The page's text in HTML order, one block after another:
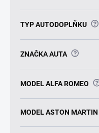
TYP AUTODOPLŇKU ?
ZNAČKA AUTA ?
MODEL ALFA ROMEO ?
MODEL ASTON MARTIN